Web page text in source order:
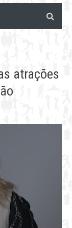
atrações